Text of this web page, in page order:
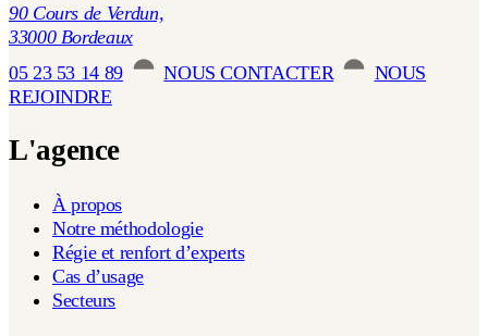
90 Cours de Verdun,
33000 Bordeaux
05 23 53 14 89
NOUS CONTACTER
NOUS
REJOINDRE
L'agence
À propos
Notre méthodologie
Régie et renfort d’experts
Cas d’usage
Secteurs